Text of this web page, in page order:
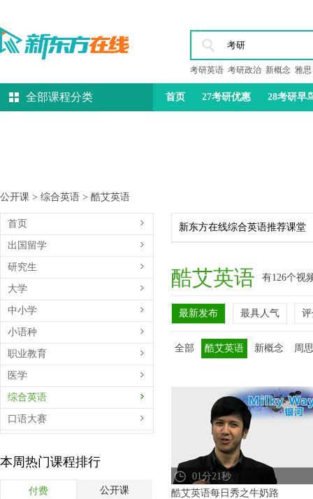
考研英语 考研政治 新概念 雅思
首页 27考研优惠 28考研早
全部课程分类
公开课 > 综合英语 > 酷艾英语
首页
出国留学
研究生
大学
中小学
小语种
职业教育
医学
综合英语
口语大赛
扫黄打非公益展播
短视频
本周热门课程排行
付费 公开课
新东方在线综合英语推荐课堂
酷艾英语 有126个视
最新发布 最具人气
全部 酷艾英语 新概念 周
01分21秒
酷艾英语每日秀之牛奶路